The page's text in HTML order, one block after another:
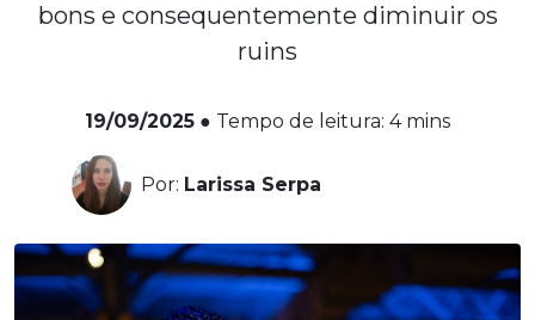
bons e consequentemente diminuir os
ruins
19/09/2025 ● Tempo de leitura: 4 mins
Por: Larissa Serpa